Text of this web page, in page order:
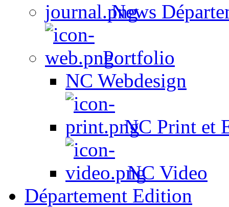
News
Portfolio
NC Webdesign
NC Print et
NC Video
Département Edition